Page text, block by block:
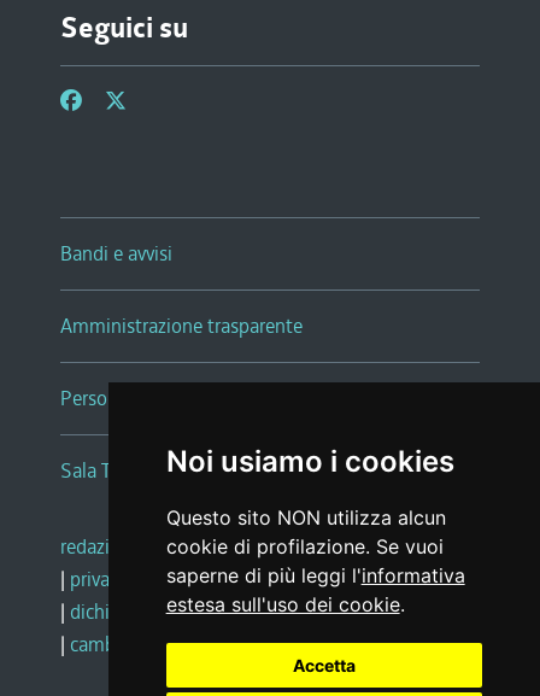
Noi usiamo i cookies
Questo sito NON utilizza alcun
cookie di profilazione. Se vuoi
saperne di più leggi l'informativa
estesa sull'uso dei cookie.
Accetta
Seguici su
Bandi e avvisi
Amministrazione trasparente
Persone e Uffici
Sala Tiziano Tessitori
redazione web |note legali |glossario
| privacy
social media policy
| dichiarazione di accessibilità |feedback
| cambio preferenze cookie